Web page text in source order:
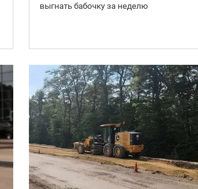
выгнать бабочку за неделю